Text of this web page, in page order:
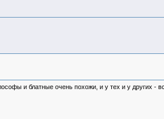
и блатные очень похожи, и у тех и у других -